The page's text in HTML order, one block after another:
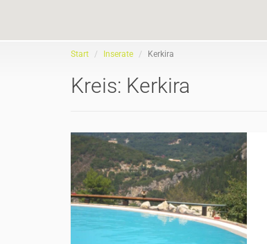
Start Inserate Kerkira
Kreis: Kerkira